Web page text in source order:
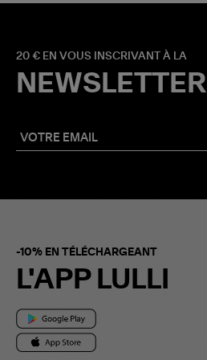
20 € EN VOUS INSCRIVANT À LA
NEWSLETTER
-10% EN TÉLÉCHARGEANT
L'APP LULLI